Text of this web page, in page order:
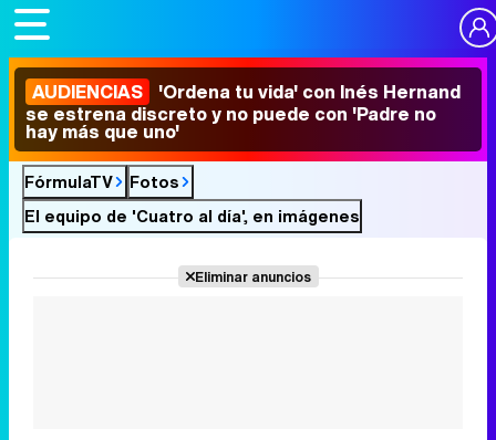
AUDIENCIAS 'Ordena tu vida' con Inés Hernand
se estrena discreto y no puede con 'Padre no
hay más que uno'
FórmulaTV
Fotos
El equipo de 'Cuatro al día', en imágenes
Eliminar anuncios